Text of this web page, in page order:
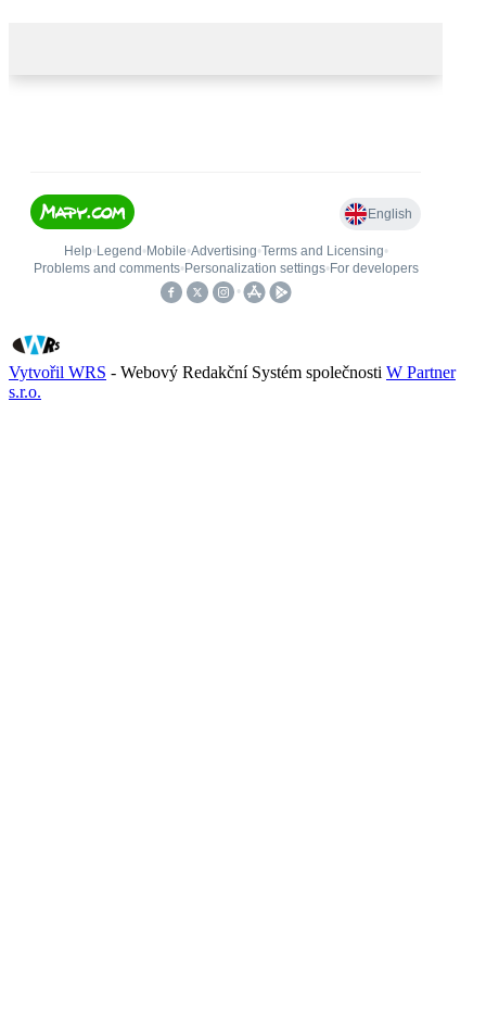
Vytvořil WRS - Webový Redakční Systém společnosti W Partner
s.r.o.